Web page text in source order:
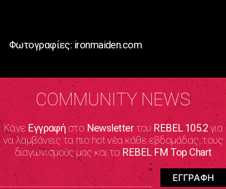
Φωτογραφίες: ironmaiden.com
COMMUNITY NEWS
Κάνε Εγγραφήστο NewsletterτουREBEL 105.2για
να λαμβάνεις τα πιο hot νέα κάθε εβδομάδας, τους
διαγωνισμούς μας και το REBEL FM Top Chart